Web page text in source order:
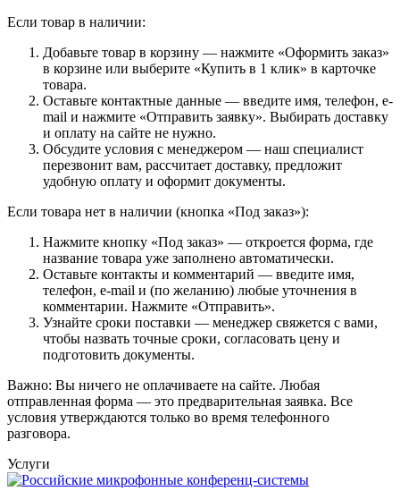
Если товар в наличии:
Добавьте товар в корзину — нажмите «Оформить заказ»
в корзине или выберите «Купить в 1 клик» в карточке
товара.
Оставьте контактные данные — введите имя, телефон, e-
mail и нажмите «Отправить заявку». Выбирать доставку
и оплату на сайте не нужно.
Обсудите условия с менеджером — наш специалист
перезвонит вам, рассчитает доставку, предложит
удобную оплату и оформит документы.
Если товара нет в наличии (кнопка «Под заказ»):
Нажмите кнопку «Под заказ» — откроется форма, где
название товара уже заполнено автоматически.
Оставьте контакты и комментарий — введите имя,
телефон, e-mail и (по желанию) любые уточнения в
комментарии. Нажмите «Отправить».
Узнайте сроки поставки — менеджер свяжется с вами,
чтобы назвать точные сроки, согласовать цену и
подготовить документы.
Важно: Вы ничего не оплачиваете на сайте. Любая
отправленная форма — это предварительная заявка. Все
условия утверждаются только во время телефонного
разговора.
Услуги